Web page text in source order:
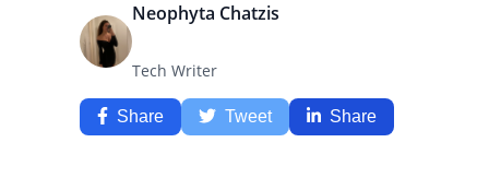
Neophyta Chatzis
Tech Writer
Share Tweet Share